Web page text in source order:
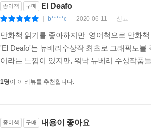
종이책 구매 El Deafo
b*****e 2020-06-11 신고
만화책 읽기를 좋아하지만, 영어책으로 만화
'El Deafo'는 뉴베리수상작 최초로 그래픽노
이라는 느낌이 있지만, 워낙 뉴베리 수상작품
1명이 이 리뷰를 추천합니다.
종이책 구매 내용이 좋아요